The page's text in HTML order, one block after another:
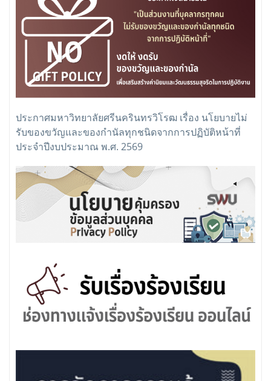
ประกาศมหาวิทยาลัยศรีนครินทรวิโรฒ เรื่อง นโยบายไม่
รับของขวัญและของกำนัลทุกชนิดจากการปฏิบัติหน้าที่
ประจำปีงบประมาณ พ.ศ. 2569